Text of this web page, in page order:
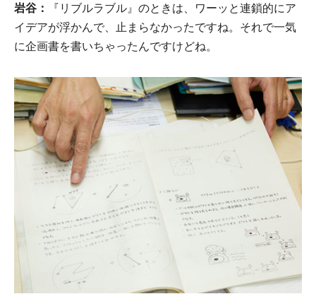
岩谷：
『リブルラブル』のときは、ワーッと連鎖的にア
イデアが浮かんで、止まらなかったですね。それで一気
に企画書を書いちゃったんですけどね。